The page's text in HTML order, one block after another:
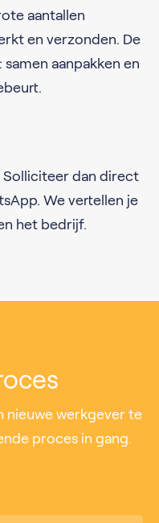
aantallen
en verzonden. De
aanpakken en
Solliciteer dan direct
We vertellen je
het bedrijf.
nieuwe werkgever te
proces in gang.